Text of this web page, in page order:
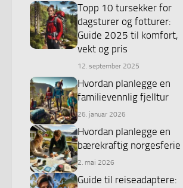
Topp 10 tursekker for
dagsturer og fotturer:
Guide 2025 til komfort,
vekt og pris
12. september 2025
Hvordan planlegge en
familievennlig fjelltur
26. januar 2026
Hvordan planlegge en
bærekraftig norgesferie
2. mai 2026
Guide til reiseadaptere: